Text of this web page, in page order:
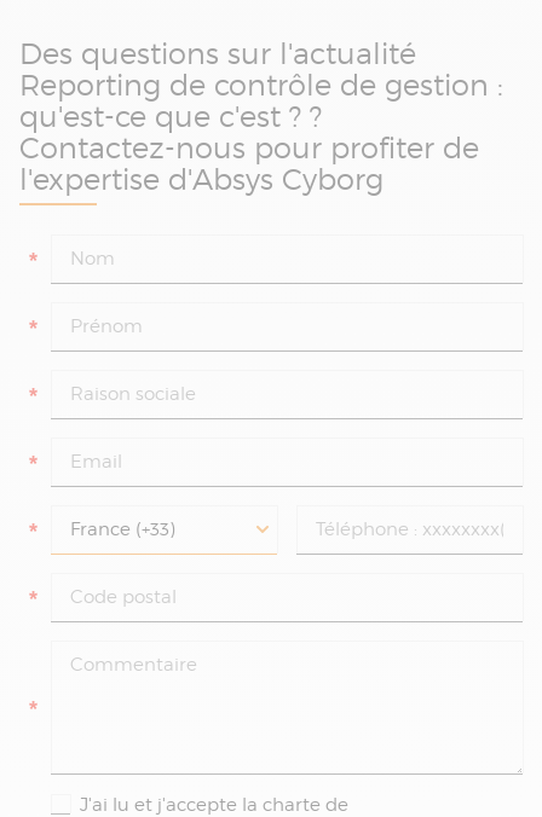
Des questions sur l'actualité
Reporting de contrôle de gestion :
qu'est-ce que c'est ? ?
Contactez-nous pour profiter de
l'expertise d'Absys Cyborg
*
*
*
*
*
*
*
J'ai lu et j'accepte la charte de